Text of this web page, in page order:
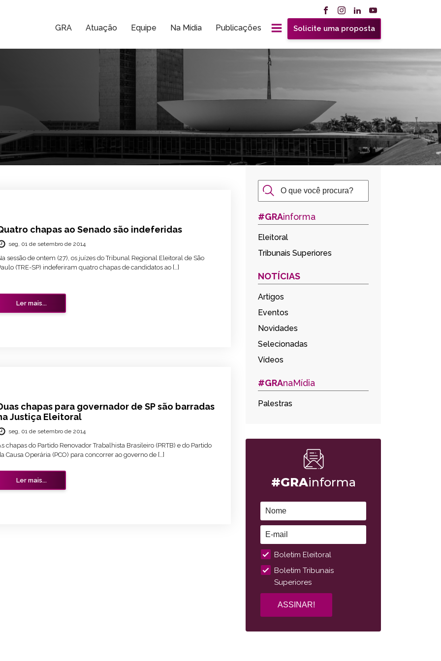
GRA Atuação Equipe Na Mídia Publicações Solicite uma proposta
chapas ao Senado são indeferidas
seg, 01 de setembro de 2014
sessão de ontem (27), os juízes do Tribunal Regional Eleitoral de São
(TRE-SP) indeferiram quatro chapas de candidatos ao […]
Ler mais...
chapas para governador de SP são barradas
Justiça Eleitoral
seg, 01 de setembro de 2014
chapas do Partido Renovador Trabalhista Brasileiro (PRTB) e do Partido
Causa Operária (PCO) para concorrer ao governo de […]
Ler mais...
#GRAinforma
Eleitoral
Tribunais Superiores
NOTÍCIAS
Artigos
Eventos
Novidades
Selecionadas
Vídeos
#GRAnaMídia
Palestras
#GRAinforma
Boletim Eleitoral
Boletim Tribunais
Superiores